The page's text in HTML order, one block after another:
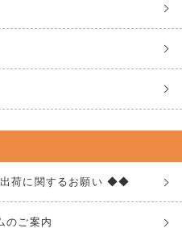
荷に関するお願い ◆◆
のご案内